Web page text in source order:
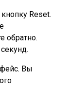
Reset.
обратно.
Вы